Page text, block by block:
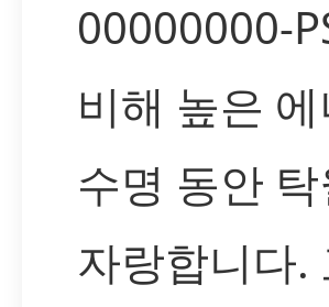
00000000-
비해 높은
수명 동안
자랑합니다.